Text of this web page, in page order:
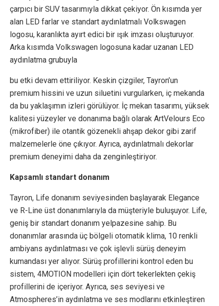
çarpıcı bir SUV tasarımıyla dikkat çekiyor. Ön kısımda yer
alan LED farlar ve standart aydınlatmalı Volkswagen
logosu, karanlıkta ayırt edici bir ışık imzası oluşturuyor.
Arka kısımda Volkswagen logosuna kadar uzanan LED
aydınlatma grubuyla
bu etki devam ettiriliyor. Keskin çizgiler, Tayron’un
premium hissini ve uzun siluetini vurgularken, iç mekanda
da bu yaklaşımın izleri görülüyor. İç mekan tasarımı, yüksek
kalitesi yüzeyler ve donanıma bağlı olarak ArtVelours Eco
(mikrofiber) ile otantik gözenekli ahşap dekor gibi zarif
malzemelerle öne çıkıyor. Ayrıca, aydınlatmalı dekorlar
premium deneyimi daha da zenginleştiriyor.
Kapsamlı standart donanım
Tayron, Life donanım seviyesinden başlayarak Elegance
ve R-Line üst donanımlarıyla da müşteriyle buluşuyor. Life,
geniş bir standart donanım yelpazesine sahip. Bu
donanımlar arasında üç bölgeli otomatik klima, 10 renkli
ambiyans aydınlatması ve çok işlevli sürüş deneyim
kumandası yer alıyor. Sürüş profillerini kontrol eden bu
sistem, 4MOTION modelleri için dört tekerlekten çekiş
profillerini de içeriyor. Ayrıca, ses seviyesi ve
Atmospheres’in aydınlatma ve ses modlarını etkinleştiren